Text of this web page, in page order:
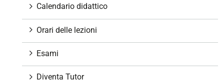
Calendario didattico
Orari delle lezioni
Esami
Diventa Tutor